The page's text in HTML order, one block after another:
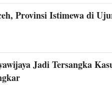
Provinsi Istimewa di
Jadi Tersangka